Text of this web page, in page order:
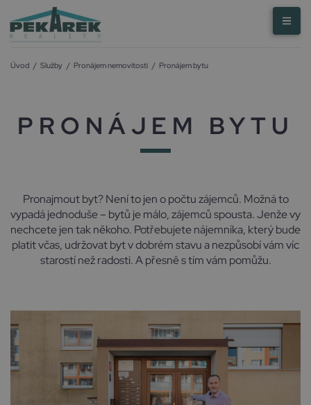
Úvod / Služby / Pronájem nemovitosti / Pronájem bytu
PRONÁJEM BYTU
Pronajmout byt? Není to jen o počtu zájemců. Možná to
vypadá jednoduše – bytů je málo, zájemců spousta. Jenže vy
nechcete jen tak někoho. Potřebujete nájemníka, který bude
platit včas, udržovat byt v dobrém stavu a nezpůsobí vám víc
starostí než radosti. A přesně s tím vám pomůžu.